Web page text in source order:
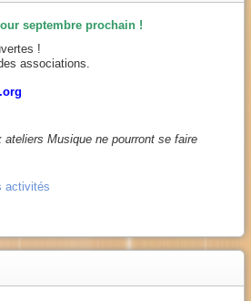
septembre prochain !
!
associations.
Musique ne pourront se faire
activités